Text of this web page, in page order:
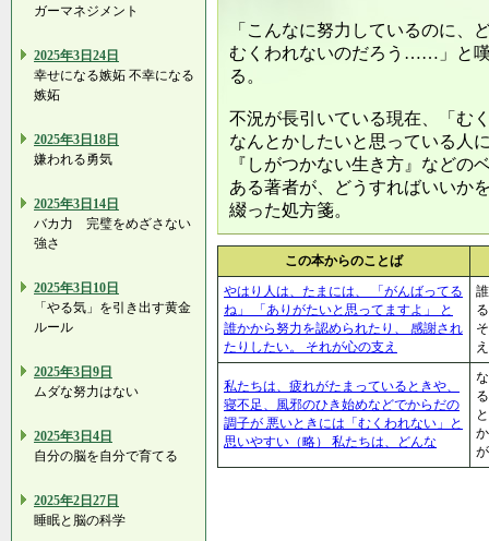
ガーマネジメント
2025年3日24日
幸せになる嫉妬 不幸になる
嫉妬
2025年3日18日
嫌われる勇気
2025年3日14日
バカ力 完璧をめざさない
強さ
2025年3日10日
「やる気」を引き出す黄金
ルール
2025年3日9日
ムダな努力はない
2025年3日4日
自分の脳を自分で育てる
2025年2日27日
睡眠と脳の科学
「こんなに努力しているのに、
むくわれないのだろう……」と
る。
不況が長引いている現在、「む
なんとかしたいと思っている人
『しがつかない生き方』などの
ある著者が、どうすればいいか
綴った処方箋。
この本からのことば
やはり人は、たまには、 「がんばってる
ね」 「ありがたいと思ってますよ」 と
誰かから努力を認められたり、 感謝され
たりしたい。 それが心の支え
私たちは、疲れがたまっているときや、
寝不足、風邪のひき始めなどでからだの
調子が 悪いときには「むくわれない」と
思いやすい（略） 私たちは、どんな